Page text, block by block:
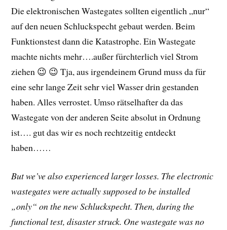
Die elektronischen Wastegates sollten eigentlich „nur“
auf den neuen Schluckspecht gebaut werden. Beim
Funktionstest dann die Katastrophe. Ein Wastegate
machte nichts mehr….außer fürchterlich viel Strom
ziehen 😉 😉 Tja, aus irgendeinem Grund muss da für
eine sehr lange Zeit sehr viel Wasser drin gestanden
haben. Alles verrostet. Umso rätselhafter da das
Wastegate von der anderen Seite absolut in Ordnung
ist…. gut das wir es noch rechtzeitig entdeckt
haben……
But we’ve also experienced larger losses. The electronic
wastegates were actually supposed to be installed
„only“ on the new Schluckspecht. Then, during the
functional test, disaster struck. One wastegate was no